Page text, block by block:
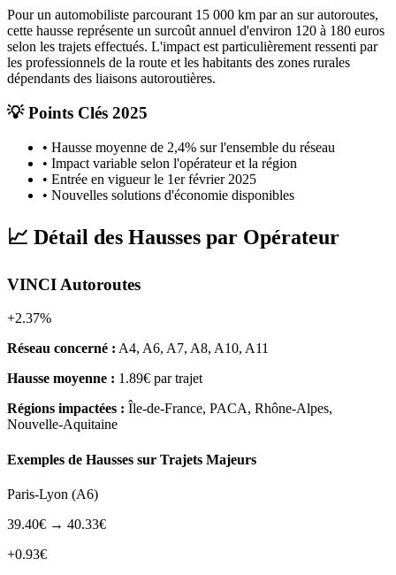
Pour un automobiliste parcourant 15 000 km par an sur autoroutes,
cette hausse représente un surcoût annuel d'environ 120 à 180 euros
selon les trajets effectués. L'impact est particulièrement ressenti par
les professionnels de la route et les habitants des zones rurales
dépendants des liaisons autoroutières.
💡 Points Clés 2025
• Hausse moyenne de 2,4% sur l'ensemble du réseau
• Impact variable selon l'opérateur et la région
• Entrée en vigueur le 1er février 2025
• Nouvelles solutions d'économie disponibles
📈 Détail des Hausses par Opérateur
VINCI Autoroutes
+2.37%
Réseau concerné : A4, A6, A7, A8, A10, A11
Hausse moyenne : 1.89€ par trajet
Régions impactées : Île-de-France, PACA, Rhône-Alpes,
Nouvelle-Aquitaine
Exemples de Hausses sur Trajets Majeurs
Paris-Lyon (A6)
39.40€ → 40.33€
+0.93€